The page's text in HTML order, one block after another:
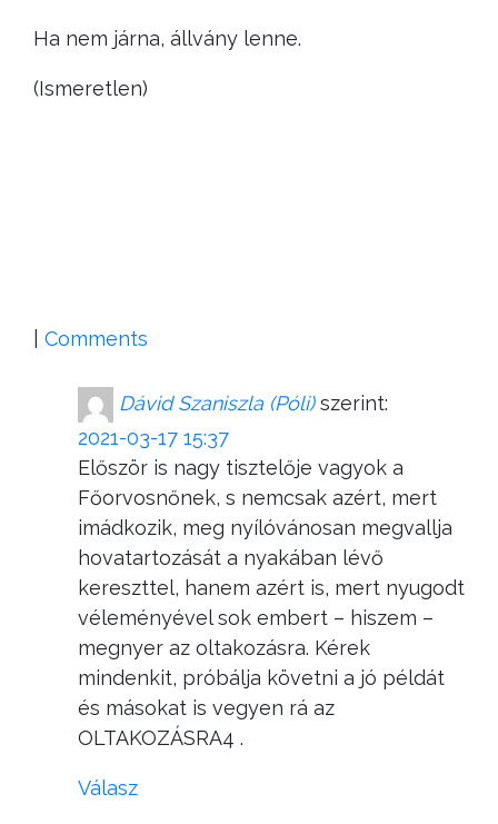
Ha nem járna, állvány lenne.
(Ismeretlen)
Comments
Dávid Szaniszla (Póli) szerint:
2021-03-17 15:37
Először is nagy tisztelője vagyok a
Főorvosnőnek, s nemcsak azért, mert
imádkozik, meg nyílóvánosan megvallja
hovatartozását a nyakában lévő
kereszttel, hanem azért is, mert nyugodt
véleményével sok embert – hiszem –
megnyer az oltakozásra. Kérek
mindenkit, próbálja követni a jó példát
és másokat is vegyen rá az
OLTAKOZÁSRA4 .
Válasz